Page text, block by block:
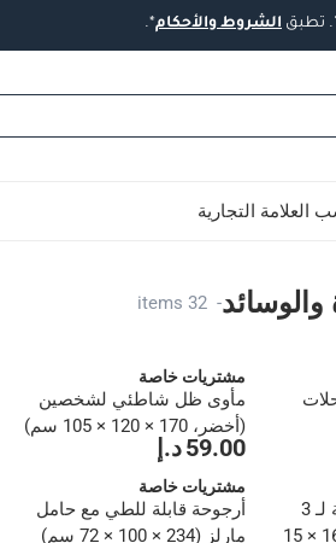
تطبق الشروط والأحكام*.
التجارية
والوسائد-
32 items
مشتريات خاصة
مأوى ظل شاطئي لشخصين
(أخضر، 170 × 120 × 105 سم)
59.00 د.إ
خيمة مارلز أوتوماتيكية لـ 3
أشخاص (أزرق، 76 × 16 × 15
مشتريات خاصة
أرجوحة قابلة للطي مع حامل
مارلز (234 × 100 × 72 سم)